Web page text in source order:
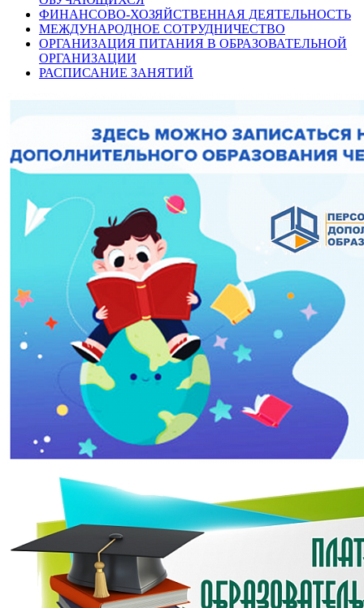
ФИНАНСОВО-ХОЗЯЙСТВЕННАЯ ДЕЯТЕЛЬНОСТЬ
МЕЖДУНАРОДНОЕ СОТРУДНИЧЕСТВО
ОРГАНИЗАЦИЯ ПИТАНИЯ В ОБРАЗОВАТЕЛЬНОЙ
ОРГАНИЗАЦИИ
РАСПИСАНИЕ ЗАНЯТИЙ